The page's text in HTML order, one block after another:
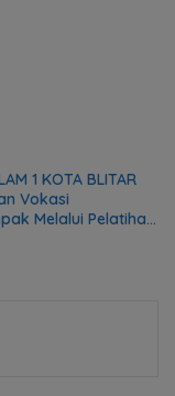
1 KOTA BLITAR
Vokasi
Melalui Pelatihan